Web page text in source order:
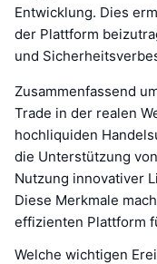
Entwicklung. Dies
der Plattform
und
Zusammenfassend
Trade in der realen
hochliquiden
die Unterstützung
Nutzung innovativer
Diese Merkmale
effizienten Plattform
Welche wichtigen